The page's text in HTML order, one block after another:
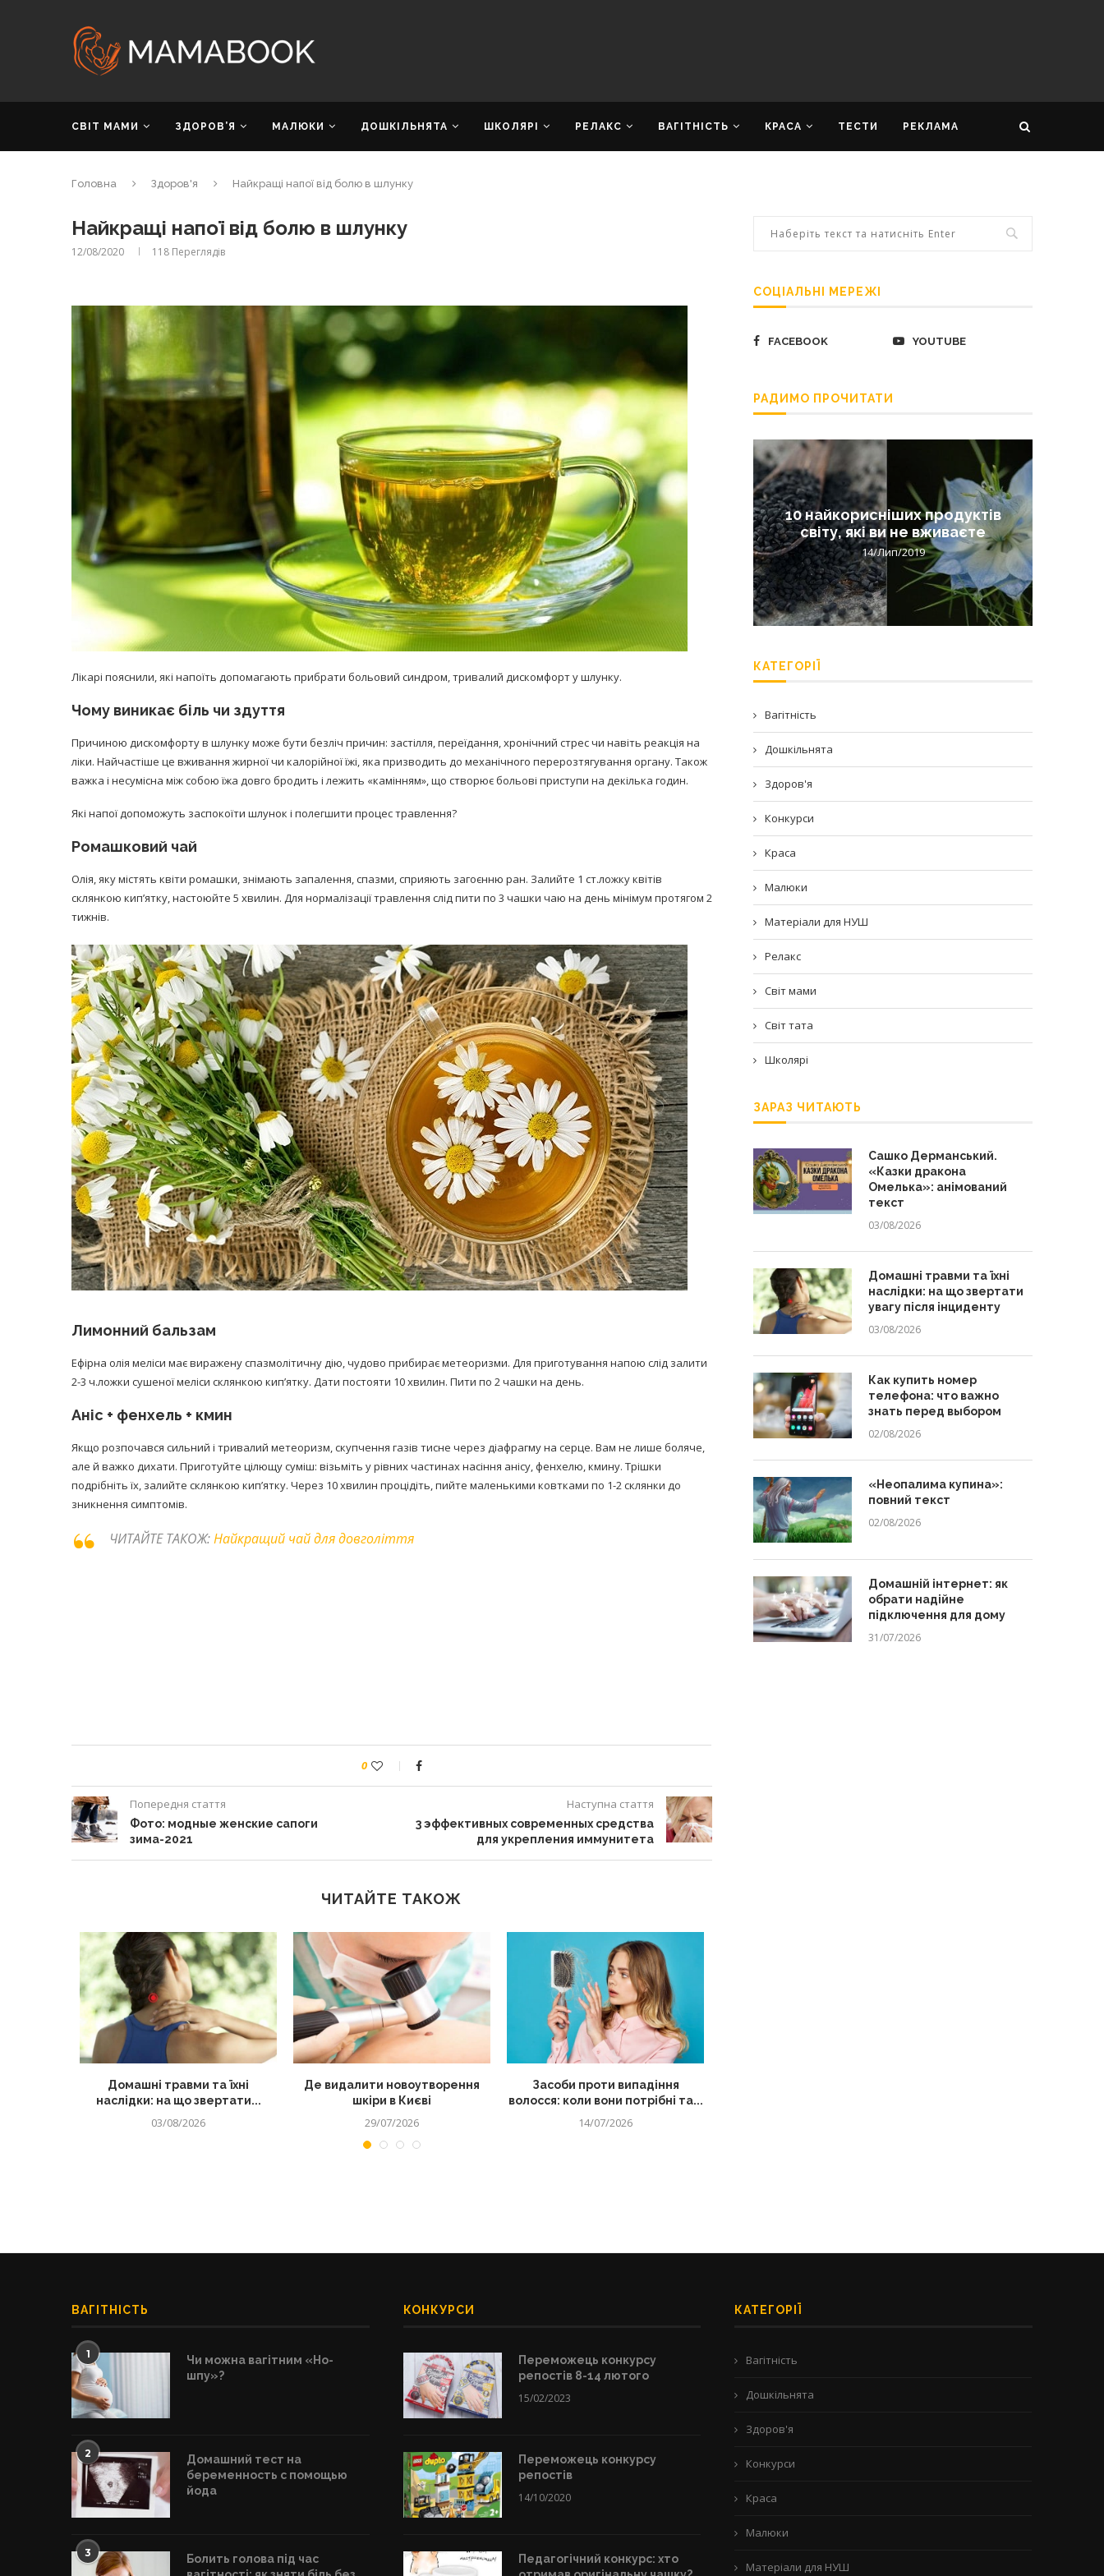
СВІТ МАМИ ЗДОРОВ’Я МАЛЮКИ ДОШКІЛЬНЯТА ШКОЛЯРІ РЕЛАКС ВАГІТНІСТЬ КРАСА ТЕСТИ РЕКЛАМА
Головна Здоров'я Найкращі напої від болю в шлунку
Найкращі напої від болю в шлунку
12/08/2020 118 Переглядів
Лікарі пояснили, які напоїть допомагають прибрати больовий синдром, тривалий дискомфорт у шлунку.
Чому виникає біль чи здуття
Причиною дискомфорту в шлунку може бути безліч причин: застілля, переїдання, хронічний стрес чи навіть реакція на
ліки. Найчастіше це вживання жирної чи калорійної їжі, яка призводить до механічного перерозтягування органу. Також
важка і несумісна між собою їжа довго бродить і лежить «камінням», що створює больові приступи на декілька годин.
Які напої допоможуть заспокоїти шлунок і полегшити процес травлення?
Ромашковий чай
Олія, яку містять квіти ромашки, знімають запалення, спазми, сприяють загоєнню ран. Залийте 1 ст.ложку квітів
склянкою кип’ятку, настоюйте 5 хвилин. Для нормалізації травлення слід пити по 3 чашки чаю на день мінімум протягом 2
тижнів.
Лимонний бальзам
Ефірна олія меліси має виражену спазмолітичну дію, чудово прибирає метеоризми. Для приготування напою слід залити
2-3 ч.ложки сушеної меліси склянкою кип’ятку. Дати постояти 10 хвилин. Пити по 2 чашки на день.
Аніс + фенхель + кмин
Якщо розпочався сильний і тривалий метеоризм, скупчення газів тисне через діафрагму на серце. Вам не лише боляче,
але й важко дихати. Приготуйте цілющу суміш: візьміть у рівних частинах насіння анісу, фенхелю, кмину. Трішки
подрібніть їх, залийте склянкою кип’ятку. Через 10 хвилин процідіть, пийте маленькими ковтками по 1-2 склянки до
зникнення симптомів.
ЧИТАЙТЕ ТАКОЖ:Найкращий чай для довголіття
0
Попередня стаття
Фото: модные женские сапоги
зима-2021
Наступна стаття
3 эффективных современных средства
для укрепления иммунитета
ЧИТАЙТЕ ТАКОЖ
Домашні травми та їхні
наслідки: на що звертати...
03/08/2026
Де видалити новоутворення
шкіри в Києві
29/07/2026
Засоби проти випадіння
волосся: коли вони потрібні та...
14/07/2026
СОЦІАЛЬНІ МЕРЕЖІ
FACEBOOK YOUTUBE
РАДИМО ПРОЧИТАТИ
принимать
никакого кипятка
30/Січ/2021
Лікарі назвали симптоми
коронавірусу в дітей
14/Бер/2020
Попробуйте рецепт
легендарного супа доктора
Моро, который без...
08/Січ/2021
10 найкорисніших продуктів
світу, які ви не вживаєте
14/Лип/2019
КАТЕГОРІЇ
Вагітність
Дошкільнята
Здоров'я
Конкурси
Краса
Малюки
Матеріали для НУШ
Релакс
Світ мами
Світ тата
Школярі
ЗАРАЗ ЧИТАЮТЬ
Сашко Дерманський.
«Казки дракона
Омелька»: анімований
текст
03/08/2026
Домашні травми та їхні
наслідки: на що звертати
увагу після інциденту
03/08/2026
Как купить номер
телефона: что важно
знать перед выбором
02/08/2026
«Неопалима купина»:
повний текст
02/08/2026
Домашній інтернет: як
обрати надійне
підключення для дому
31/07/2026
ВАГІТНІСТЬ
1
Чи можна вагітним «Но-
шпу»?
2
Домашний тест на
беременность с помощью
йода
3
Болить голова під час
КОНКУРСИ
Переможець конкурсу
репостів 8-14 лютого
15/02/2023
Переможець конкурсу
репостів
14/10/2020
Педагогічний конкурс: хто
КАТЕГОРІЇ
Вагітність
Дошкільнята
Здоров'я
Конкурси
Краса
Малюки
Матеріали для НУШ